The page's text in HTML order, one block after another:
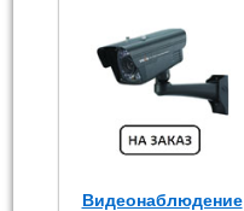
Видеонаблюдение